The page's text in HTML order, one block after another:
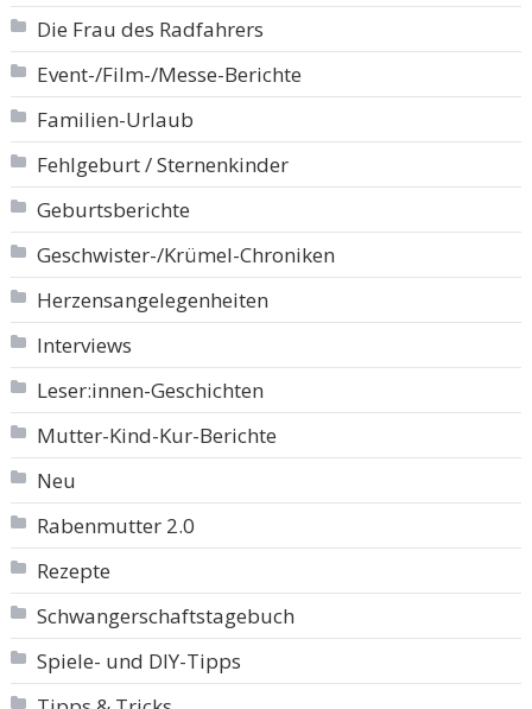
Die Frau des Radfahrers
Event-/Film-/Messe-Berichte
Familien-Urlaub
Fehlgeburt / Sternenkinder
Geburtsberichte
Geschwister-/Krümel-Chroniken
Herzensangelegenheiten
Interviews
Leser:innen-Geschichten
Mutter-Kind-Kur-Berichte
Neu
Rabenmutter 2.0
Rezepte
Schwangerschaftstagebuch
Spiele- und DIY-Tipps